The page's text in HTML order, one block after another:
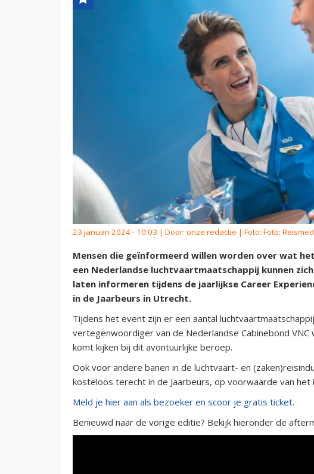
23 januari 2024 - 10:03 | Door: onze redactie | Foto: Foto:
Mensen die geïnformeerd willen worden over wat
een Nederlandse luchtvaartmaatschappij kunnen
laten informeren tijdens de jaarlijkse Career
in de Jaarbeurs in Utrecht.
Tijdens het event zijn er een aantal
vertegenwoordiger van de Nederlandse Cabinebond
komt kijken bij dit avontuurlijke beroep.
Ook voor andere banen in de luchtvaart- en
kosteloos terecht in de Jaarbeurs, op voorwaarde van
Meld je hier aan als bezoeker en scoor je gratis ticket.
Benieuwd naar de vorige editie? Bekijk hieronder de